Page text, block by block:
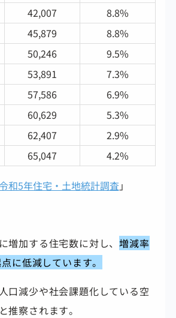
42,007
8.8%
45,879
8.8%
50,246
9.5%
53,891
7.3%
57,586
6.9%
60,629
5.3%
62,407
2.9%
65,047 4.2%
和5年住宅・土地統計調査 」
増加する住宅数に対し、増減率
に低減しています。
口減少や社会課題化している空
推察されます。